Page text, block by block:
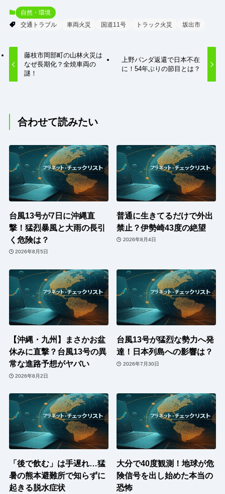
自然・環境
交通トラブル
車両火災 国道11号 トラック火災 坂出市
藤枝市岡部町の山林火災は
なぜ長期化？全焼車両の
謎！
上野パンダ返還で日本不在
に！54年ぶりの節目とは？
合わせて読みたい
台風13号が7日に沖縄直
撃！猛烈暴風と大雨の長引
く危険は？
2026年8月5日
普通に生きてるだけで外出
禁止？伊勢崎43度の絶望
2026年8月4日
【沖縄・九州】まさかお盆
休みに直撃？台風13号の異
常な進路予想がヤバい
2026年8月2日
台風13号が猛烈な勢力へ発
達！日本列島への影響は？
2026年7月30日
「後で飲む」は手遅れ…猛
暑の熊本避難所で知らずに
起きる脱水症状
大分で40度観測！地球が危
険信号を出し始めた本当の
恐怖